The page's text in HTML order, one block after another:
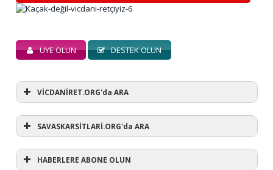
ÜYE OLUN DESTEK OLUN
VİCDANİRET.ORG'da ARA
SAVASKARSİTLARİ.ORG'da ARA
HABERLERE ABONE OLUN